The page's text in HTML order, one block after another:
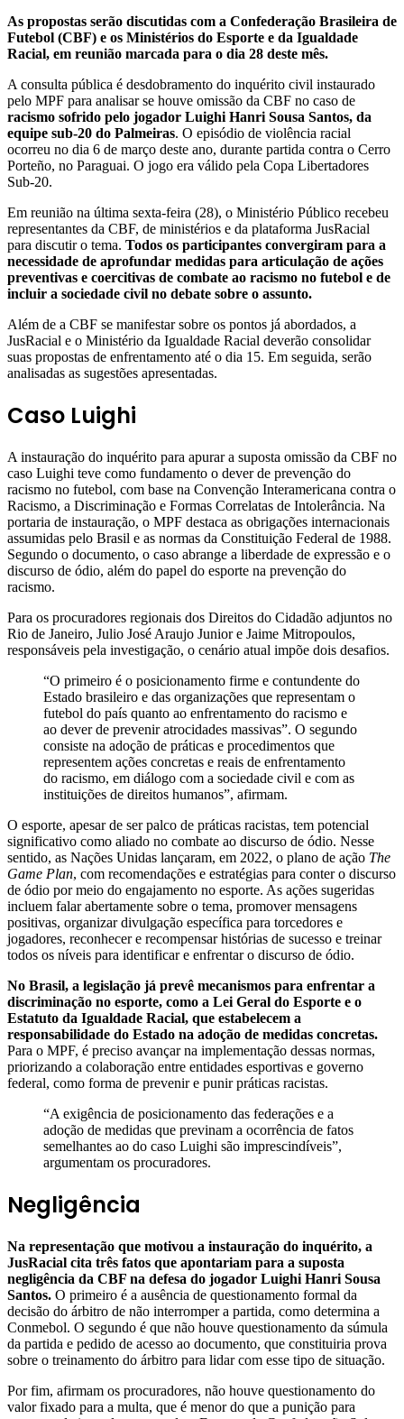
As propostas serão discutidas com a Confederação Brasileira de
Futebol (CBF) e os Ministérios do Esporte e da Igualdade
Racial, em reunião marcada para o dia 28 deste mês.
A consulta pública é desdobramento do inquérito civil instaurado
pelo MPF para analisar se houve omissão da CBF no caso de
racismo sofrido pelo jogador Luighi Hanri Sousa Santos, da
equipe sub-20 do Palmeiras. O episódio de violência racial
ocorreu no dia 6 de março deste ano, durante partida contra o Cerro
Porteño, no Paraguai. O jogo era válido pela Copa Libertadores
Sub-20.
Em reunião na última sexta-feira (28), o Ministério Público recebeu
representantes da CBF, de ministérios e da plataforma JusRacial
para discutir o tema. Todos os participantes convergiram para a
necessidade de aprofundar medidas para articulação de ações
preventivas e coercitivas de combate ao racismo no futebol e de
incluir a sociedade civil no debate sobre o assunto.
Além de a CBF se manifestar sobre os pontos já abordados, a
JusRacial e o Ministério da Igualdade Racial deverão consolidar
suas propostas de enfrentamento até o dia 15. Em seguida, serão
analisadas as sugestões apresentadas.
Caso Luighi
A instauração do inquérito para apurar a suposta omissão da CBF no
caso Luighi teve como fundamento o dever de prevenção do
racismo no futebol, com base na Convenção Interamericana contra o
Racismo, a Discriminação e Formas Correlatas de Intolerância. Na
portaria de instauração, o MPF destaca as obrigações internacionais
assumidas pelo Brasil e as normas da Constituição Federal de 1988.
Segundo o documento, o caso abrange a liberdade de expressão e o
discurso de ódio, além do papel do esporte na prevenção do
racismo.
Para os procuradores regionais dos Direitos do Cidadão adjuntos no
Rio de Janeiro, Julio José Araujo Junior e Jaime Mitropoulos,
responsáveis pela investigação, o cenário atual impõe dois desafios.
“O primeiro é o posicionamento firme e contundente do
Estado brasileiro e das organizações que representam o
futebol do país quanto ao enfrentamento do racismo e
ao dever de prevenir atrocidades massivas”. O segundo
consiste na adoção de práticas e procedimentos que
representem ações concretas e reais de enfrentamento
do racismo, em diálogo com a sociedade civil e com as
instituições de direitos humanos”, afirmam.
O esporte, apesar de ser palco de práticas racistas, tem potencial
significativo como aliado no combate ao discurso de ódio. Nesse
sentido, as Nações Unidas lançaram, em 2022, o plano de ação The
Game Plan, com recomendações e estratégias para conter o discurso
de ódio por meio do engajamento no esporte. As ações sugeridas
incluem falar abertamente sobre o tema, promover mensagens
positivas, organizar divulgação específica para torcedores e
jogadores, reconhecer e recompensar histórias de sucesso e treinar
todos os níveis para identificar e enfrentar o discurso de ódio.
No Brasil, a legislação já prevê mecanismos para enfrentar a
discriminação no esporte, como a Lei Geral do Esporte e o
Estatuto da Igualdade Racial, que estabelecem a
responsabilidade do Estado na adoção de medidas concretas.
Para o MPF, é preciso avançar na implementação dessas normas,
priorizando a colaboração entre entidades esportivas e governo
federal, como forma de prevenir e punir práticas racistas.
“A exigência de posicionamento das federações e a
adoção de medidas que previnam a ocorrência de fatos
semelhantes ao do caso Luighi são imprescindíveis”,
argumentam os procuradores.
Negligência
Na representação que motivou a instauração do inquérito, a
JusRacial cita três fatos que apontariam para a suposta
negligência da CBF na defesa do jogador Luighi Hanri Sousa
Santos. O primeiro é a ausência de questionamento formal da
decisão do árbitro de não interromper a partida, como determina a
Conmebol. O segundo é que não houve questionamento da súmula
da partida e pedido de acesso ao documento, que constituiria prova
sobre o treinamento do árbitro para lidar com esse tipo de situação.
Por fim, afirmam os procuradores, não houve questionamento do
valor fixado para a multa, que é menor do que a punição para